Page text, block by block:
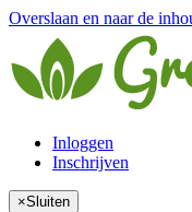
Overslaan en naar de
Inloggen
Inschrijven
×Sluiten